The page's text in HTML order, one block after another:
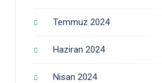
Temmuz 2024
Haziran 2024
Nisan 2024